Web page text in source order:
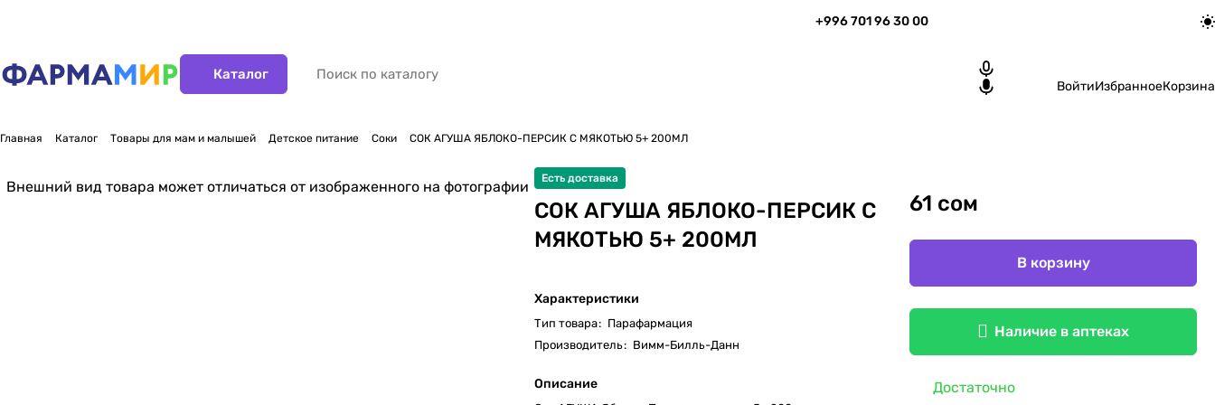
+996 701 96 30 00
Каталог
ВойтиИзбранноеКорзина
Главная Каталог Товары для мам и малышей Детское питание Соки СОК АГУША ЯБЛОКО-ПЕРСИК С МЯКОТЬЮ 5+ 200МЛ
Внешний вид товара может отличаться от изображенного на фотографии Есть доставка
СОК АГУША ЯБЛОКО-ПЕРСИК С
МЯКОТЬЮ 5+ 200МЛ
Характеристики
Тип товара: Парафармация
Производитель: Вимм-Билль-Данн
Описание
61 сом
В корзину
Наличие в аптеках
Достаточно